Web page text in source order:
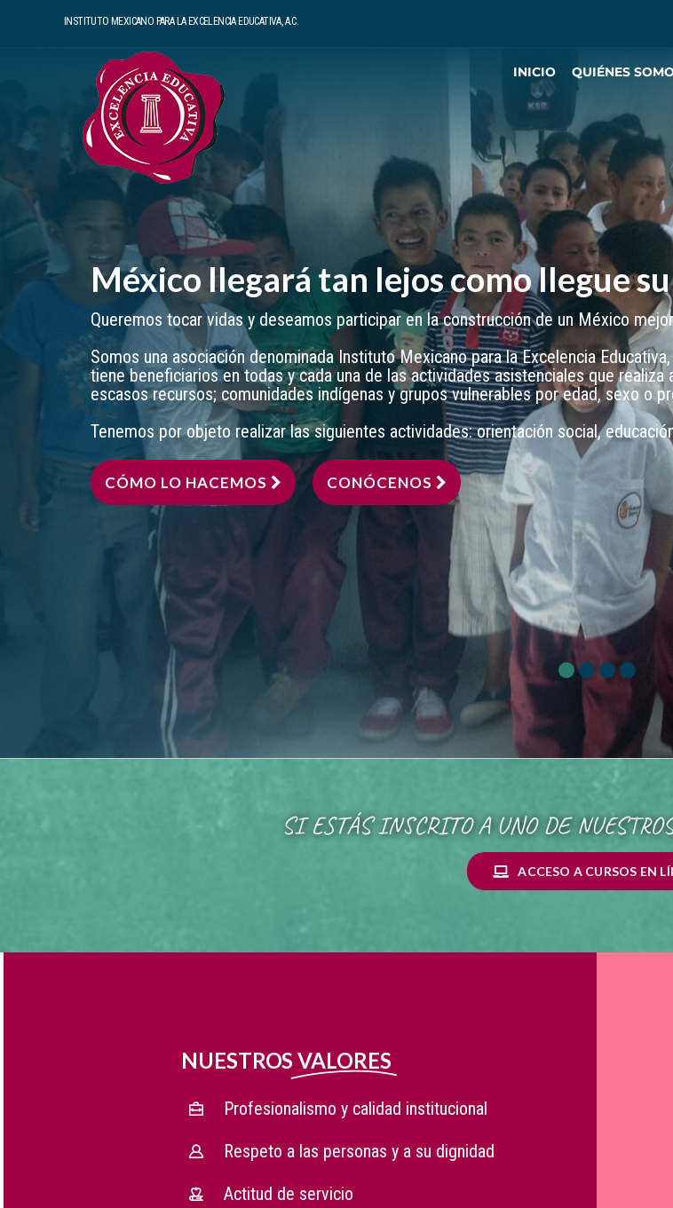
INSTITUTO MEXICANO PARA LA EXCELENCIA EDUCATIVA, A.C.
INICIO QUIÉNES
México llegará tan lejos como llegue
Queremos tocar vidas y deseamos participar en la construcción de un México
Somos una asociación denominada Instituto Mexicano para la Excelencia
tiene beneficiarios en todas y cada una de las actividades asistenciales que
escasos recursos; comunidades indígenas y grupos vulnerables por edad, sexo o
Tenemos por objeto realizar las siguientes actividades: orientación social,
CÓMO LO HACEMOS CONÓCENOS
SI ESTÁS INSCRITO A UNO DE
ACCESO A CURSOS EN
NUESTROS VALORES
Profesionalismo y calidad institucional
Respeto a las personas y a su dignidad
Actitud de servicio